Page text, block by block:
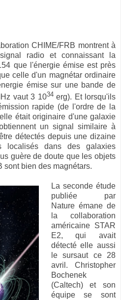
CHIME/FRB montrent à
radio et connaissant la
que l'énergie émise est près
celle d'un magnétar ordinaire
émise sur une bande de
vaut 3 1034erg). Et lorsqu'ils
rapide (de l'ordre de la
était originaire d'une galaxie
un signal similaire à
détectés depuis une dizaine
localisés dans des galaxies
guère de doute que les objets
sont bien des magnétars.
La seconde étude
publiée par
Nature émane de
la collaboration
américaine STAR
E2, qui avait
détecté elle aussi
le sursaut ce 28
avril. Christopher
Bochenek
(Caltech) et son
équipe se sont